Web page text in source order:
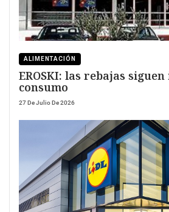
ALIMENTACIÓN
EROSKI: las rebajas
consumo
27 De Julio De 2026